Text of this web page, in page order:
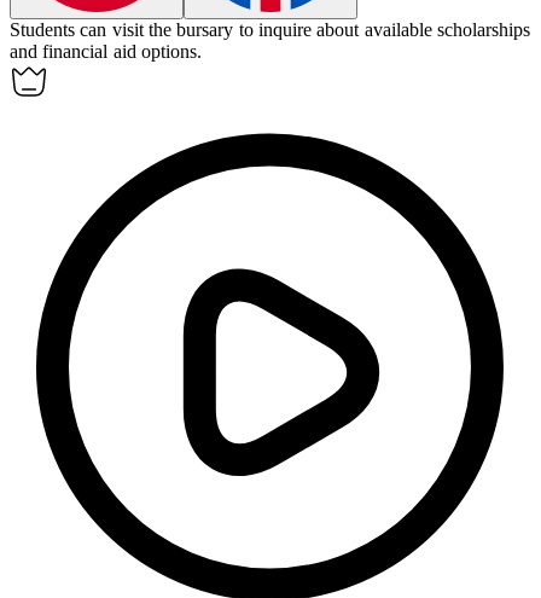
Students can visit thebursary to inquire about available scholarships
and financial aid options.